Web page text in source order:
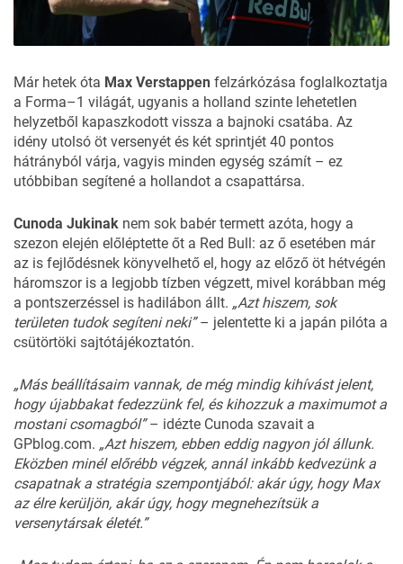
Már hetek óta Max Verstappen felzárkózása foglalkoztatja
a Forma–1 világát, ugyanis a holland szinte lehetetlen
helyzetből kapaszkodott vissza a bajnoki csatába. Az
idény utolsó öt versenyét és két sprintjét 40 pontos
hátrányból várja, vagyis minden egység számít – ez
utóbbiban segítené a hollandot a csapattársa.
Cunoda Jukinak nem sok babér termett azóta, hogy a
szezon elején előléptette őt a Red Bull: az ő esetében már
az is fejlődésnek könyvelhető el, hogy az előző öt hétvégén
háromszor is a legjobb tízben végzett, mivel korábban még
a pontszerzéssel is hadilábon állt. „Azt hiszem, sok
területen tudok segíteni neki”– jelentette ki a japán pilóta a
csütörtöki sajtótájékoztatón.
„Más beállításaim vannak, de még mindig kihívást jelent,
hogy újabbakat fedezzünk fel, és kihozzuk a maximumot a
mostani csomagból”– idézte Cunoda szavait a
GPblog.com. „Azt hiszem, ebben eddig nagyon jól állunk.
Eközben minél előrébb végzek, annál inkább kedvezünk a
csapatnak a stratégia szempontjából: akár úgy, hogy Max
az élre kerüljön, akár úgy, hogy megnehezítsük a
versenytársak életét.”